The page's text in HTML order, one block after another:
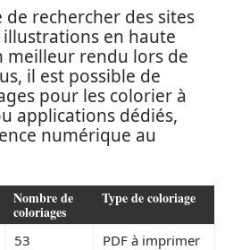
rechercher des sites
en haute
rendu lors de
il est possible de
pour les colorier à
applications dédiés,
numérique au
Nombre de
coloriages
Type de coloriage
53 PDF à imprimer